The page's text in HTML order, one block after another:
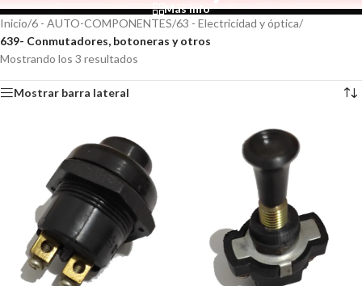
Más info
Inicio/6 - AUTO-COMPONENTES/63 - Electricidad y óptica/
639- Conmutadores, botoneras y otros
Mostrando los 3 resultados
Mostrar barra lateral